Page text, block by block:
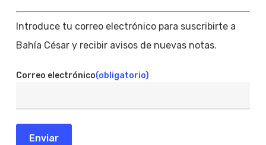
Introduce tu correo electrónico para suscribirte a
Bahía César y recibir avisos de nuevas notas.
Correo electrónico(obligatorio)
Enviar